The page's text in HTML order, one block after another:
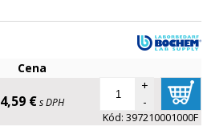
Cena
4,59 €s DPH
+
-
Kód: 397210001000F